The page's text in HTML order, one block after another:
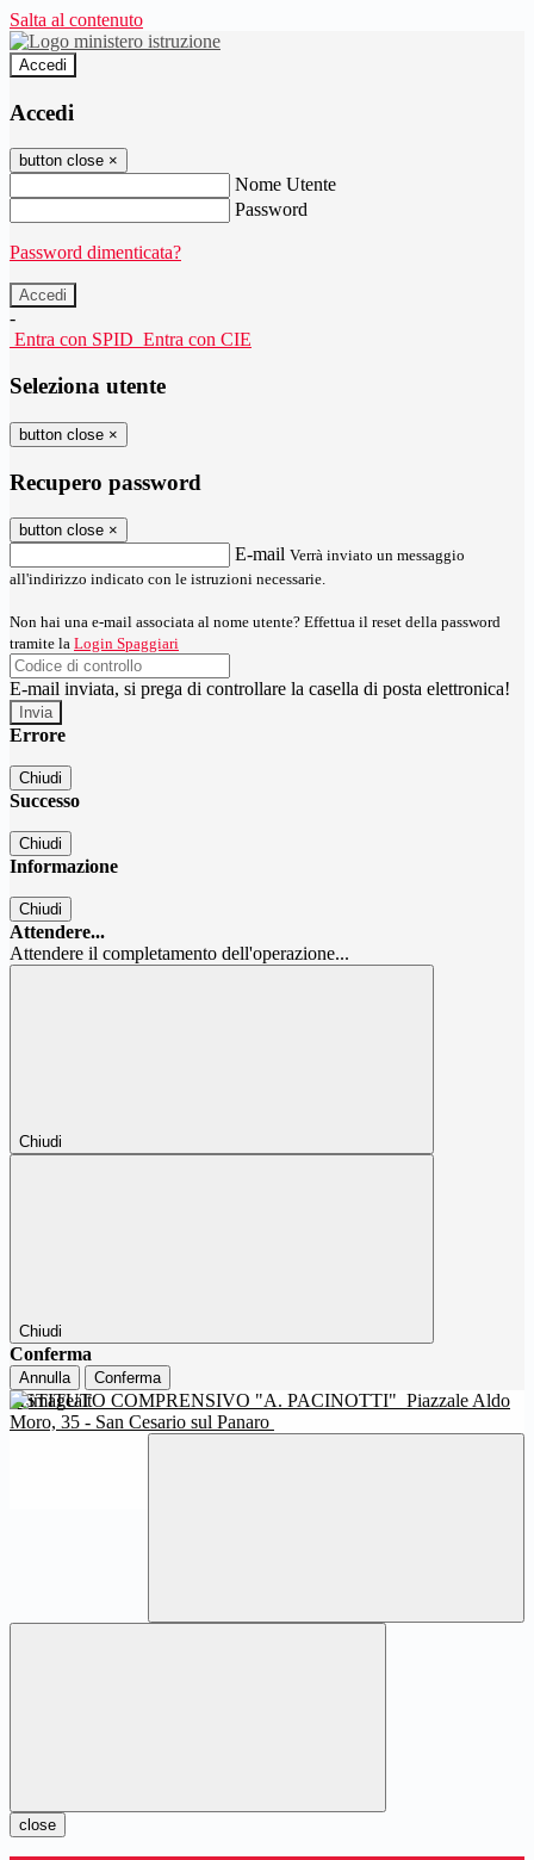
Salta al contenuto
Accedi
Accedi
button close ×
Nome Utente
Password
Password dimenticata?
-
Entra con SPID Entra con CIE
Seleziona utente
button close ×
Recupero password
button close ×
E-mail Verrà inviato un messaggio
all'indirizzo indicato con le istruzioni necessarie.
Non hai una e-mail associata al nome utente? Effettua il reset della password
tramite la Login Spaggiari
E-mail inviata, si prega di controllare la casella di posta elettronica!
Errore
Chiudi
Successo
Chiudi
Informazione
Chiudi
Attendere...
Attendere il completamento dell'operazione...
Chiudi
Chiudi
Conferma
Annulla Conferma
ISTITUTO COMPRENSIVO "A. PACINOTTI" Piazzale Aldo
Moro, 35 - San Cesario sul Panaro
close